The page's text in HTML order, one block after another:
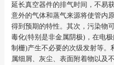
延长真空器件的排气时间，不易
意外的气体和蒸气来源将使管内
得到预期的特性。其次，污染物
毒化(特别是非金属阴极)，在电
制栅)产生不必要的次级发射等。
属细屑、灰尘、表面附着物以及